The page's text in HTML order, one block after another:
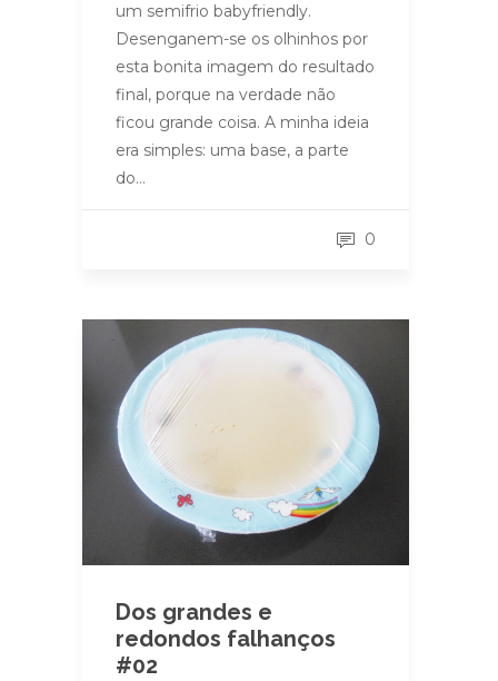
um semifrio babyfriendly.
Desenganem-se os olhinhos por
esta bonita imagem do resultado
final, porque na verdade não
ficou grande coisa. A minha ideia
era simples: uma base, a parte
do…
0
Dos grandes e
redondos falhanços
#02